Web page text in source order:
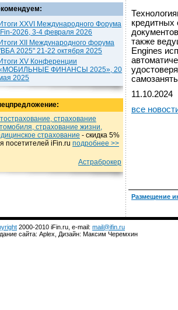
Итоги XXVI Международного Форума
2026, 3-4 февраля 2026
Итоги XII Международного форума
2025" 21-22 октября 2025
Итоги XV Конференции
ФИНАНСЫ 2025», 20
2025
страхование
страхование жизни,
страхование - cкидка 5%
посетителей iFin.ru подробнеe >>
Астраброкер
кредитных
также
Engines
11.10.2024
все
Размещение
2000-2010 iFin.ru, e-mail: mail@ifin.ru
сайта: Aplex, Дизайн: Максим Черемхин